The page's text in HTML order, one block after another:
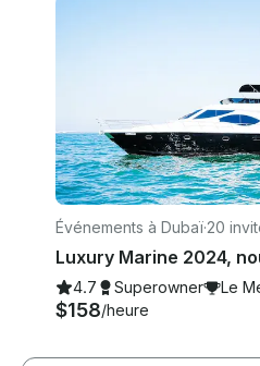
Événements à Dubaï·20
4.7 Superowner Le
$158/heure